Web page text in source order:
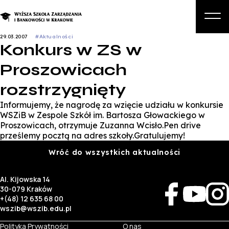
Studia podyplomowe i kursy
Kandydat
29.03.2007 #Aktualności
Konkurs w ZS w
Proszowicach
rozstrzygnięty
Informujemy, że nagrodę za wzięcie udziału w konkursie
WSZiB w Zespole Szkół im. Bartosza Głowackiego w
Proszowicach, otrzymuje Zuzanna Wcisło.Pen drive
prześlemy pocztą na adres szkoły.Gratulujemy!
Wróć do wszystkich aktualności
Al. Kijowska 14
30-079 Kraków
+(48) 12 635 68 00
wszib@wszib.edu.pl
Polityka Prywatności
O nas